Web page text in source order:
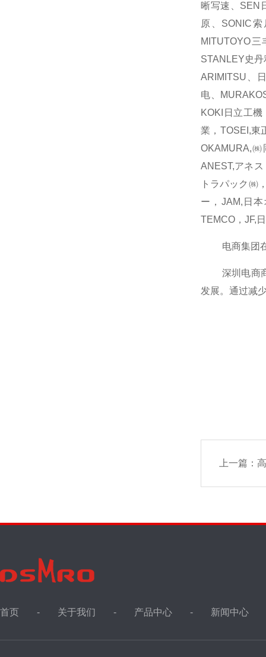
晰写速、SEN
原、SONIC
MITUTOYO
STANLEY史
ARIMITSU、
电、
KOKI日立工
業，TOSEI,東
OKAMURA,
ANEST,アネ
トラパック㈱
ー，JAM,日
TEMCO，JF,
电商集团在
深圳电商商
发展。通过减
上一篇：
首页 关于我们 产品中心 新闻中心